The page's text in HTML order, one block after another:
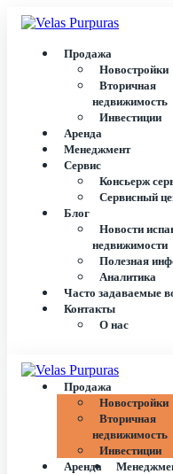
Продажа
Новостройки
Вторичная
недвижимость
Инвестиции
Аренда
Менеджмент
Сервис
Консьерж
Сервисный
Блог
Новости
недвижимости
Полезная
Аналитика
Часто задаваемые
Контакты
О нас
Продажа
Новостройки
Вторичная
недвижимость
Инвестиции
Аренда